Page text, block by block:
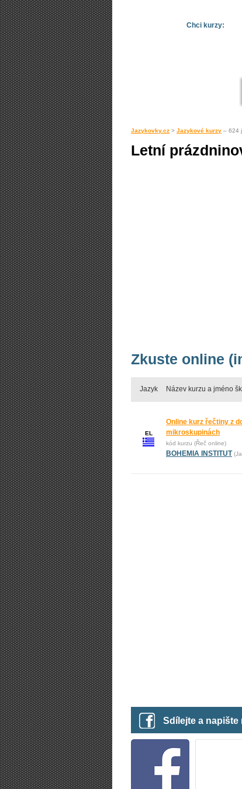
Chci kurzy:
Jazykovky.cz > Jazykové kurzy – 624
Letní
Zkuste online
Jazyk Název kurzu a jméno
EL
Online kurz řečtiny z
mikroskupinách
kód kurzu (Řeč online)
BOHEMIA INSTITUT
Sdílejte a napište